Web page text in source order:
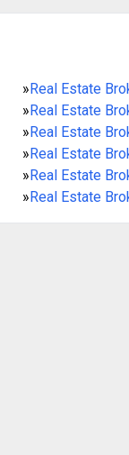
»Real Estate
»Real Estate
»Real Estate
»Real Estate
»Real Estate
»Real Estate